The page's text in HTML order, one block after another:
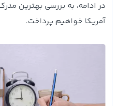
در ادامه، به بررسی بهترین
آمریکا خواهیم پرداخت.